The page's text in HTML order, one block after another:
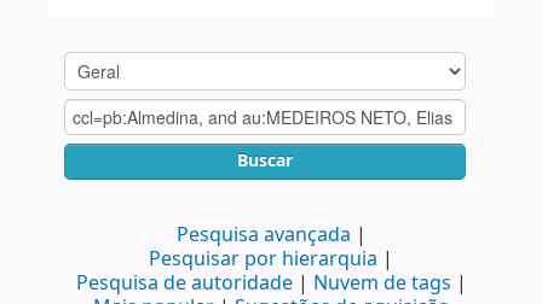
Buscar
Pesquisa avançada
Pesquisar por hierarquia
Pesquisa de autoridade
Nuvem de tags